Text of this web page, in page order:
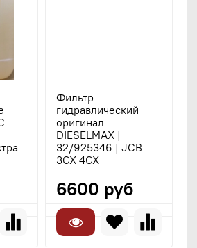
Фильтр
гидравлический
оригинал
DIESELMAX |
32/925346 | JCB
3CX 4CX
6600 руб